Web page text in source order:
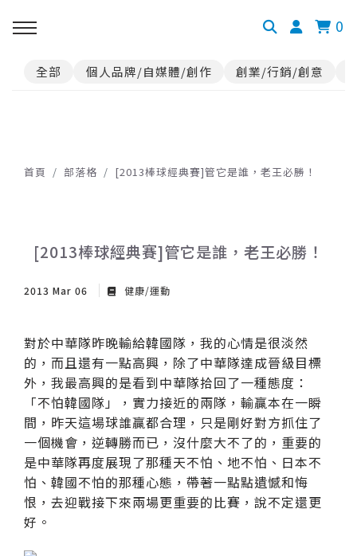
0
全部 個人品牌/自媒體/創作 創業/行銷/創意
首頁 部落格 [2013棒球經典賽]管它是誰，老王必勝！
[2013棒球經典賽]管它是誰，老王必勝！
2013 Mar 06 健康/運動
對於中華隊昨晚輸給韓國隊，我的心情是很淡然
的，而且還有一點高興，除了中華隊達成晉級目標
外，我最高興的是看到中華隊拾回了一種態度：
「不怕韓國隊」，實力接近的兩隊，輸贏本在一瞬
間，昨天這場球誰贏都合理，只是剛好對方抓住了
一個機會，逆轉勝而已，沒什麼大不了的，重要的
是中華隊再度展現了那種天不怕、地不怕、日本不
怕、韓國不怕的那種心態，帶著一點點遺憾和悔
恨，去迎戰接下來兩場更重要的比賽，說不定還更
好。